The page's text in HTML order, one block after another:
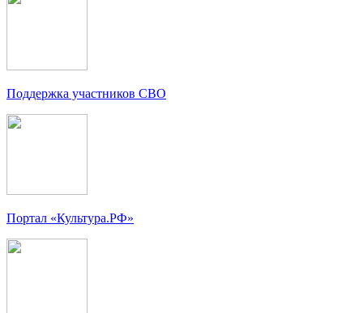
Поддержка участников СВО
Портал «Культура.РФ»